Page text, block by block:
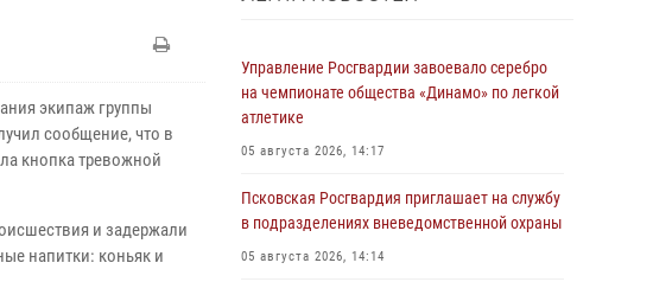
экипаж группы
сообщение, что в
кнопка тревожной
и задержали
напитки: коньяк и
Управление Росгвардии завоевало серебро
на чемпионате общества «Динамо» по легкой
атлетике
05 августа 2026, 14:17
Псковская Росгвардия приглашает на службу
в подразделениях вневедомственной охраны
05 августа 2026, 14:14